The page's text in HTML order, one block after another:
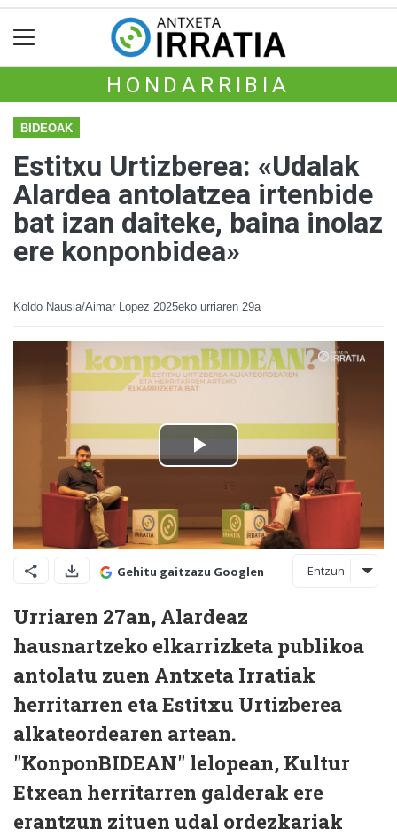
HONDARRIBIA
BIDEOAK
Estitxu Urtizberea: «Udalak
Alardea antolatzea irtenbide
bat izan daiteke, baina inolaz
ere konponbidea»
Koldo Nausia/Aimar Lopez 2025eko urriaren 29a
Gehitu gaitzazu Googlen Entzun
Urriaren 27an, Alardeaz
hausnartzeko elkarrizketa publikoa
antolatu zuen Antxeta Irratiak
herritarren eta Estitxu Urtizberea
alkateordearen artean.
"KonponBIDEAN" lelopean, Kultur
Etxean herritarren galderak ere
erantzun zituen udal ordezkariak